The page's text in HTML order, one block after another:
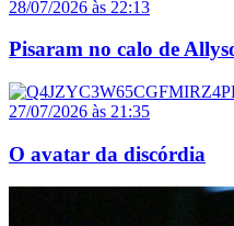
28/07/2026 às 22:13
Pisaram no calo de
27/07/2026 às 21:35
O avatar da discórdia